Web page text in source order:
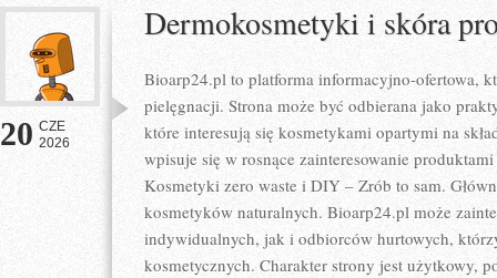
20 CZE
2026
Dermokosmetyki i skóra
Bioarp24.pl to platforma informacyjno-ofertowa,
pielęgnacji. Strona może być odbierana jako
które interesują się kosmetykami opartymi na
wpisuje się w rosnące zainteresowanie
Kosmetyki zero waste i DIY – Zrób to sam.
kosmetyków naturalnych. Bioarp24.pl może
indywidualnych, jak i odbiorców hurtowych,
kosmetycznych. Charakter strony jest użytkowy,